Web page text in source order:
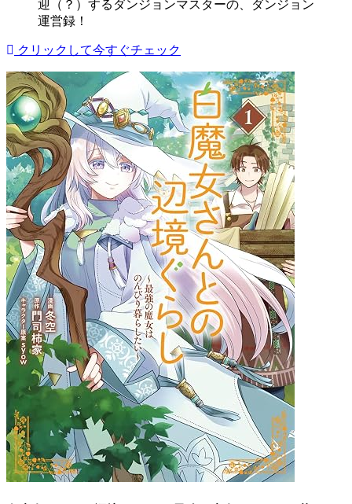
迎（？）するダンジョンマスターの、ダンジョン
運営録！
クリックして今すぐチェック